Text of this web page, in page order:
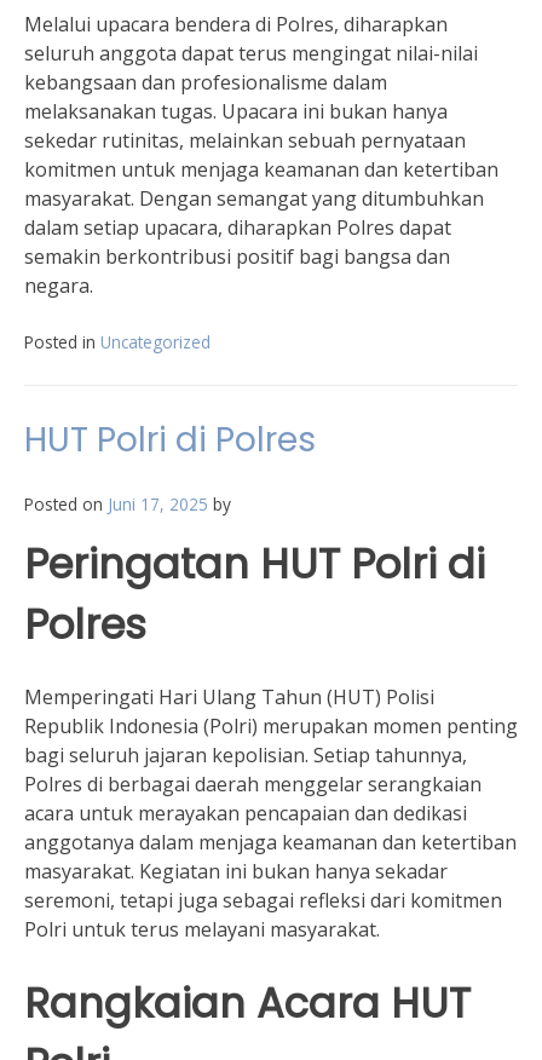
Melalui upacara bendera di Polres, diharapkan
seluruh anggota dapat terus mengingat nilai-nilai
kebangsaan dan profesionalisme dalam
melaksanakan tugas. Upacara ini bukan hanya
sekedar rutinitas, melainkan sebuah pernyataan
komitmen untuk menjaga keamanan dan ketertiban
masyarakat. Dengan semangat yang ditumbuhkan
dalam setiap upacara, diharapkan Polres dapat
semakin berkontribusi positif bagi bangsa dan
negara.
Posted in Uncategorized
HUT Polri di Polres
Posted on Juni 17, 2025 by
Peringatan HUT Polri di
Polres
Memperingati Hari Ulang Tahun (HUT) Polisi
Republik Indonesia (Polri) merupakan momen penting
bagi seluruh jajaran kepolisian. Setiap tahunnya,
Polres di berbagai daerah menggelar serangkaian
acara untuk merayakan pencapaian dan dedikasi
anggotanya dalam menjaga keamanan dan ketertiban
masyarakat. Kegiatan ini bukan hanya sekadar
seremoni, tetapi juga sebagai refleksi dari komitmen
Polri untuk terus melayani masyarakat.
Rangkaian Acara HUT